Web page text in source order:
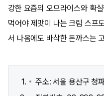
강한 요즘의 오므라이스와 확
먹어야 제맛이 나는 크림 스프
서 나옴에도 바삭한 돈까스는
주소: 서울 용산구 청